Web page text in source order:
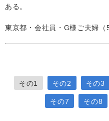
ある。
東京都・会社員・G様ご夫婦
その1 その2 その3
その7 その8